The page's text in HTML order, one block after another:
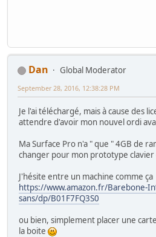
Dan
Global Moderator
September 28, 2016, 12:38:28 PM
Je l'ai téléchargé, mais à cause des
attendre d'avoir mon nouvel ordi
Ma Surface Pro n'a " que " 4GB de
changer pour mon prototype clavier
J'hésite entre un machine comme ça
https://www.amazon.fr/Barebone-
sans/dp/B01F7FQ3S0
ou bien, simplement placer une
la boite